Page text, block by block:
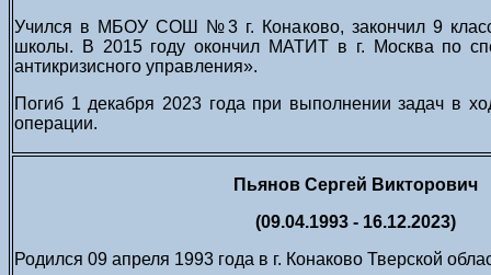
Учился в МБОУ СОШ №3 г. Конаково, закончил 9
школы. В 2015 году окончил МАТИТ в г. Москва по
антикризисного управления».
Погиб 1 декабря 2023 года при выполнении задач в
операции.
Пьянов Сергей Викторович
(09.04.1993 - 16.12.2023)
Родился 09 апреля 1993 года в г. Конаково Тверской